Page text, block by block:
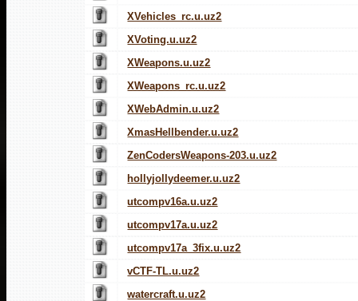
XVehicles_rc.u.uz2
XVoting.u.uz2
XWeapons.u.uz2
XWeapons_rc.u.uz2
XWebAdmin.u.uz2
XmasHellbender.u.uz2
ZenCodersWeapons-203.u.uz2
hollyjollydeemer.u.uz2
utcompv16a.u.uz2
utcompv17a.u.uz2
utcompv17a_3fix.u.uz2
vCTF-TL.u.uz2
watercraft.u.uz2